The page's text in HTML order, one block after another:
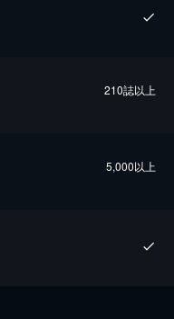
210誌以上
5,000以上